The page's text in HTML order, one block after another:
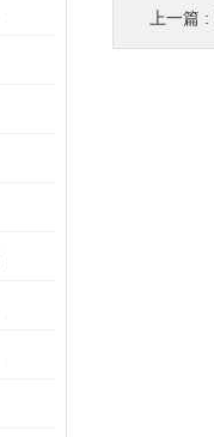
上一篇 :